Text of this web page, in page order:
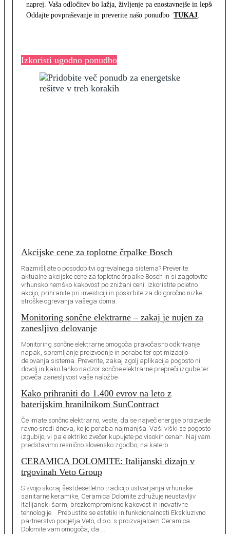
naprej. Vaša odločitev bo lažja, življenje pa enostavnejše in lepše.
Oddajte povpraševanje in preverite našo ponudbo TUKAJ.
Izkoristi ugodno ponudbo
Akcijske cene za toplotne črpalke Bosch
Razmišljate o posodobitvi ogrevalnega sistema? Preverite
aktualne akcijske cene za toplotne črpalke Bosch in si zagotovite
vrhunsko nemško kakovost po znižani ceni. Izkoristite poletno
akcijo, prihranite pri investiciji in poskrbite za dolgoročno nizke
stroške ogrevanja vašega doma.
Monitoring sončne elektrarne – zakaj je nujen za
zanesljivo delovanje
Monitoring sončne elektrarne omogoča pravočasno odkrivanje
napak, spremljanje proizvodnje in porabe ter optimizacijo
delovanja sistema. Preverite, zakaj zgolj aplikacija pogosto ni
dovolj in kako lahko nadzor sončne elektrarne prepreči izgube ter
poveča zanesljivost vaše naložbe.
Kako prihraniti do 1.400 evrov na leto z
baterijskim hranilnikom SunContract
Če imate sončno elektrarno, veste, da se največ energije proizvede
ravno sredi dneva, ko je poraba najmanjša. Vaši viški se pogosto
izgubijo, vi pa elektriko zvečer kupujete po visokih cenah. Naj vam
predstavimo resnično slovensko zgodbo, na katero …
CERAMICA DOLOMITE: Italijanski dizajn v
trgovinah Veto Group
S svojo skoraj šestdesetletno tradicijo ustvarjanja vrhunske
sanitarne keramike, Ceramica Dolomite združuje neustavljiv
italijanski šarm, brezkompromisno kakovost in inovativne
tehnologije. Prepustite se estetiki in funkcionalnosti Ekskluzivno
partnerstvo podjetja Veto, d.o.o. s proizvajalcem Ceramica
Dolomite vam omogoča, da …